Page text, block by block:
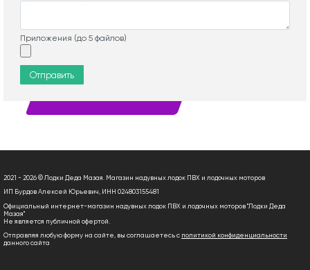
Приложения (до 5 файлов)
Отправить
2021 - 2026 © Лодки Деда Мазая. Магазин надувных лодок ПВХ и лодочных моторов
ИП Бурдов Алексей Юрьевич, ИНН 024803155481
Официальный интернет-магазин надувных лодок ПВХ и лодочных моторов "Лодки Деда
Мазая"
Не является публичной офертой.
Отправляя любую форму на сайте, вы соглашаетесь с политикой конфиденциальности
данного сайта